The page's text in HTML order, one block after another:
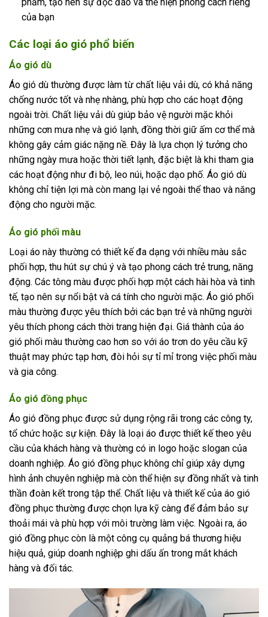
phẩm, tạo nên sự độc đáo và thể hiện phong cách riêng
của bạn
Các loại áo gió phổ biến
Áo gió dù
Áo gió dù thường được làm từ chất liệu vải dù, có khả năng
chống nước tốt và nhẹ nhàng, phù hợp cho các hoạt động
ngoài trời. Chất liệu vải dù giúp bảo vệ người mặc khỏi
những cơn mưa nhẹ và gió lạnh, đồng thời giữ ấm cơ thể mà
không gây cảm giác nặng nề. Đây là lựa chọn lý tưởng cho
những ngày mưa hoặc thời tiết lạnh, đặc biệt là khi tham gia
các hoạt động như đi bộ, leo núi, hoặc dạo phố. Áo gió dù
không chỉ tiện lợi mà còn mang lại vẻ ngoài thể thao và năng
động cho người mặc.
Áo gió phối màu
Loại áo này thường có thiết kế đa dạng với nhiều màu sắc
phối hợp, thu hút sự chú ý và tạo phong cách trẻ trung, năng
động. Các tông màu được phối hợp một cách hài hòa và tinh
tế, tạo nên sự nổi bật và cá tính cho người mặc. Áo gió phối
màu thường được yêu thích bởi các bạn trẻ và những người
yêu thích phong cách thời trang hiện đại. Giá thành của áo
gió phối màu thường cao hơn so với áo trơn do yêu cầu kỹ
thuật may phức tạp hơn, đòi hỏi sự tỉ mỉ trong việc phối màu
và gia công.
Áo gió đồng phục
Áo gió đồng phục được sử dụng rộng rãi trong các công ty,
tổ chức hoặc sự kiện. Đây là loại áo được thiết kế theo yêu
cầu của khách hàng và thường có in logo hoặc slogan của
doanh nghiệp. Áo gió đồng phục không chỉ giúp xây dựng
hình ảnh chuyên nghiệp mà còn thể hiện sự đồng nhất và tinh
thần đoàn kết trong tập thể. Chất liệu và thiết kế của áo gió
đồng phục thường được chọn lựa kỹ càng để đảm bảo sự
thoải mái và phù hợp với môi trường làm việc. Ngoài ra, áo
gió đồng phục còn là một công cụ quảng bá thương hiệu
hiệu quả, giúp doanh nghiệp ghi dấu ấn trong mắt khách
hàng và đối tác.